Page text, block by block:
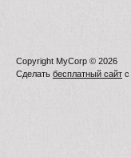
Copyright MyCorp © 2026
Сделать бесплатный сайт с